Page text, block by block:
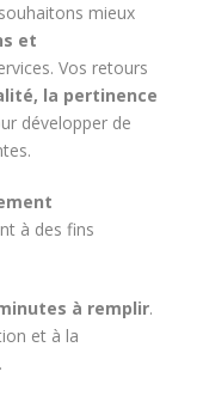
mieux
et
Vos retours
la pertinence
développer de
à des fins
à remplir.
et à la